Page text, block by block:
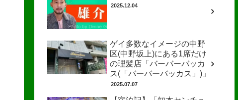
2025.12.04
ゲイ多数なイメージの中野
区(中野坂上)にある1席だけ
の理髪店「バーバーバッカ
ス(「バーバーバッカス」)」
2025.07.07